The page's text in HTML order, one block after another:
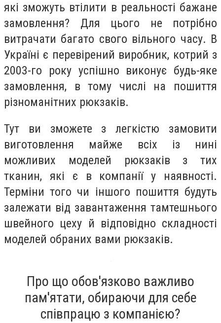
які зможуть втілити в реальності бажане
замовлення? Для цього не потрібно
витрачати багато свого вільного часу. В
Україні є перевірений виробник, котрий з
2003-го року успішно виконує будь-яке
замовлення, в тому числі на пошиття
різноманітних рюкзаків.
Тут ви зможете з легкістю замовити
виготовлення майже всіх із нині
можливих моделей рюкзаків з тих
тканин, які є в компанії у наявності.
Терміни того чи іншого пошиття будуть
залежати від завантаження тамтешнього
швейного цеху й відповідно складності
моделей обраних вами рюкзаків.
Про що обов'язково важливо
пам'ятати, обираючи для себе
співпрацю з компанією?